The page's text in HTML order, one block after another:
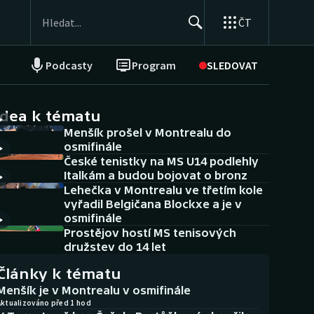
ČT
Podcasty Program SLEDOVAT
NEPŘEHLÉDNĚTE
Historické návraty
Aplikace ČT sport
AZ kvíz
k tématu
Menšík prošel v Montrealu do
osmifinále
České tenistky na MS U14 podlehly
Italkám a budou bojovat o bronz
Lehečka v Montrealu ve třetím kole
vyřadil Belgičana Blockxe a je v
osmifinále
Prostějov hostí MS tenisových
družstev do 14 let
k tématu
je v Montrealu v osmifinále
před 1 hod